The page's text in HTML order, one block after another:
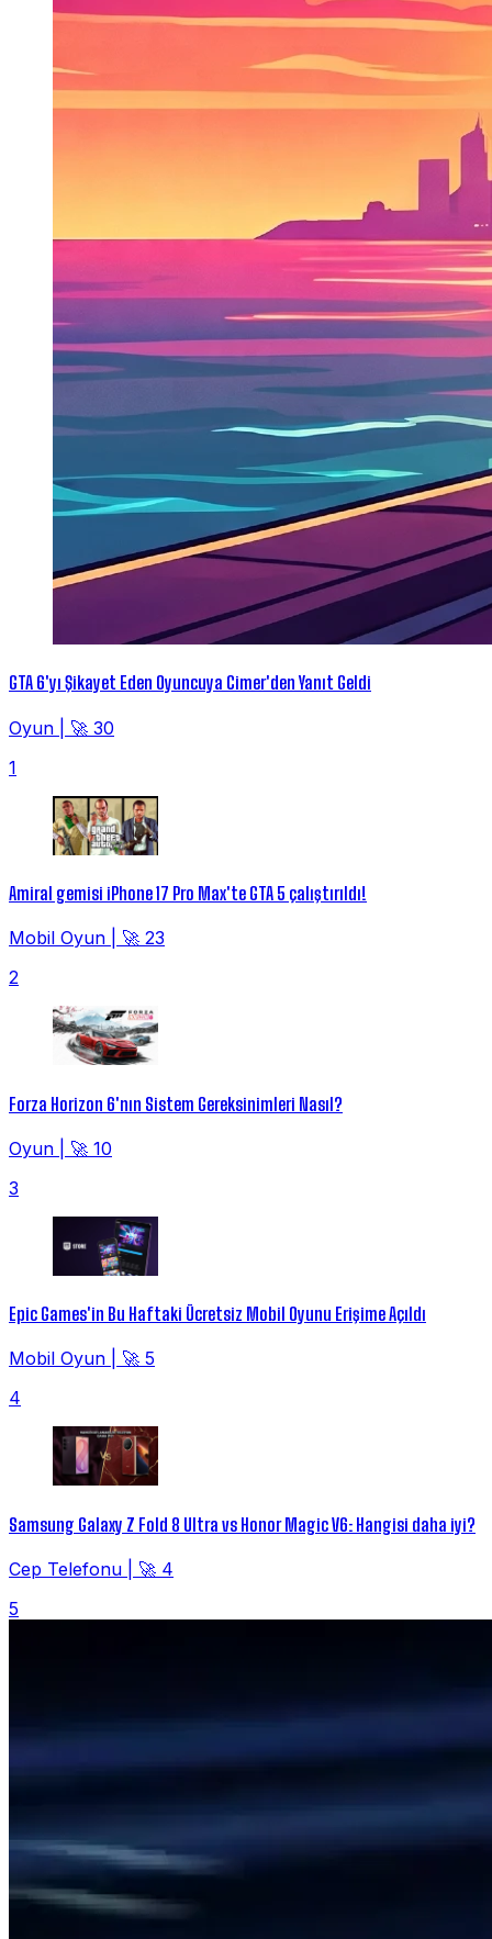
GTA 6'yı Şikayet Eden Oyuncuya Cimer'den Yanıt Geldi
Oyun
🚀 30
1
Amiral gemisi iPhone 17 Pro Max'te GTA 5 çalıştırıldı!
Mobil Oyun
🚀 23
2
Forza Horizon 6'nın Sistem Gereksinimleri Nasıl?
Oyun
🚀 10
3
Epic Games'in Bu Haftaki Ücretsiz Mobil Oyunu Erişime Açıldı
Mobil Oyun
🚀 5
4
Samsung Galaxy Z Fold 8 Ultra vs Honor Magic V6: Hangisi daha iyi?
Cep Telefonu
🚀 4
5